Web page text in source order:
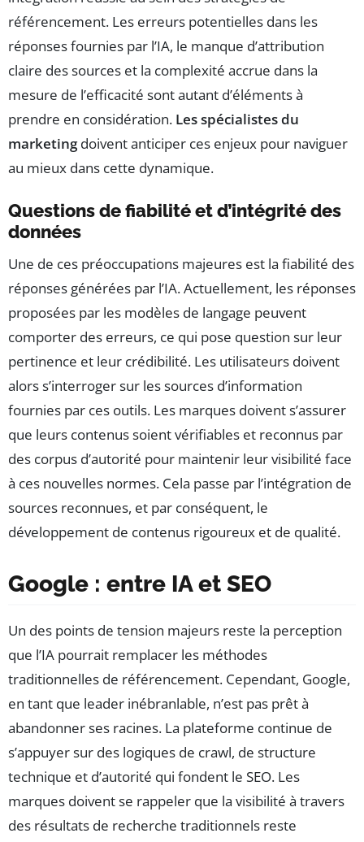
référencement. Les erreurs potentielles dans les
réponses fournies par l’IA, le manque d’attribution
claire des sources et la complexité accrue dans la
mesure de l’efficacité sont autant d’éléments à
prendre en considération. Les spécialistes du
marketingdoivent anticiper ces enjeux pour naviguer
au mieux dans cette dynamique.
Questions de fiabilité et d’intégrité des
données
Une de ces préoccupations majeures est la fiabilité des
réponses générées par l’IA. Actuellement, les réponses
proposées par les modèles de langage peuvent
comporter des erreurs, ce qui pose question sur leur
pertinence et leur crédibilité. Les utilisateurs doivent
alors s’interroger sur les sources d’information
fournies par ces outils. Les marques doivent s’assurer
que leurs contenus soient vérifiables et reconnus par
des corpus d’autorité pour maintenir leur visibilité face
à ces nouvelles normes. Cela passe par l’intégration de
sources reconnues, et par conséquent, le
développement de contenus rigoureux et de qualité.
Google : entre IA et SEO
Un des points de tension majeurs reste la perception
que l’IA pourrait remplacer les méthodes
traditionnelles de référencement. Cependant, Google,
en tant que leader inébranlable, n’est pas prêt à
abandonner ses racines. La plateforme continue de
s’appuyer sur des logiques de crawl, de structure
technique et d’autorité qui fondent le SEO. Les
marques doivent se rappeler que la visibilité à travers
des résultats de recherche traditionnels reste